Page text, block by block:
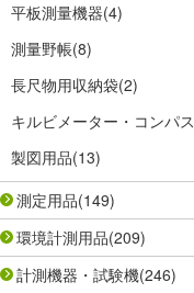
平板測量機器(4)
測量野帳(8)
長尺物用収納袋(2)
キルビメーター・コンパス
製図用品(13)
測定用品(149)
環境計測用品(209)
計測機器・試験機(246)